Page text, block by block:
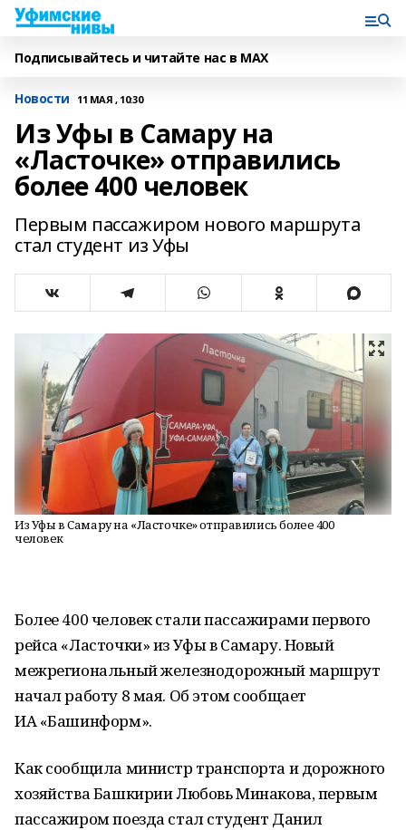
Подписывайтесь и читайте нас в MAX
Новости 11 МАЯ , 10:30
Из Уфы в Самару на
«Ласточке» отправились
более 400 человек
Первым пассажиром нового маршрута
стал студент из Уфы
Из Уфы в Самару на «Ласточке» отправились более 400
человек
Более 400 человек стали пассажирами первого
рейса «Ласточки» из Уфы в Самару. Новый
межрегиональный железнодорожный маршрут
начал работу 8 мая. Об этом сообщает
ИА «Башинформ».
Как сообщила министр транспорта и дорожного
хозяйства Башкирии Любовь Минакова, первым
пассажиром поезда стал студент Данил